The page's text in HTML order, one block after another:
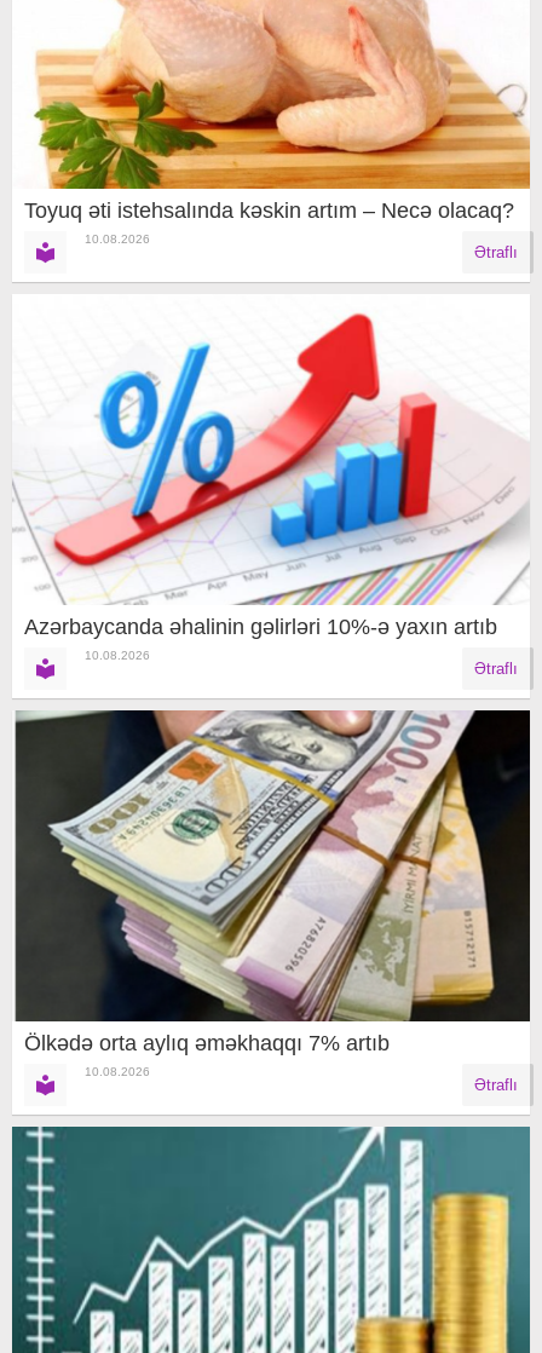
Toyuq əti istehsalında kəskin artım – Necə olacaq?
10.08.2026
Ətraflı
Azərbaycanda əhalinin gəlirləri 10%-ə yaxın artıb
10.08.2026
Ətraflı
Ölkədə orta aylıq əməkhaqqı 7% artıb
10.08.2026
Ətraflı